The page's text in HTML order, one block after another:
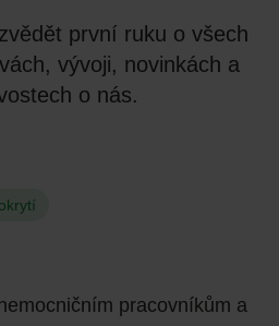
první ruku o všech
vývoji, novinkách a
o nás.
pracovníkům a